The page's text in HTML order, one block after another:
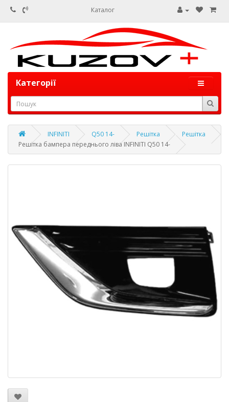
Каталог
Категорії
INFINITI Q50 14- Решітка
Решітка
Решітка бампера переднього ліва INFINITI Q50 14-